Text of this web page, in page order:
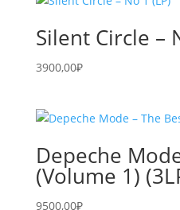
Silent Circle –
3900,00₽
Depeche
(Volume 1)
9500,00₽